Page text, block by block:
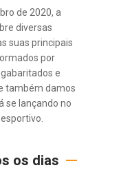
de 2020, a
diversas
suas principais
por
e
também damos
se lançando no
os dias